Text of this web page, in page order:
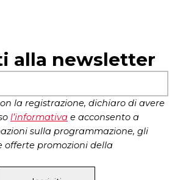
sull’Archeologia 2016
con sopratitoli in
(Marsiglia)
di Collectivité Territoriale de
à Colombes, Théâtre de la
– Marsiglia
dell’Institut Français Italia
alla newsletter
la registrazione, dichiaro di avere
l’informativa e acconsento a
sulla programmazione, gli
offerte promozioni della